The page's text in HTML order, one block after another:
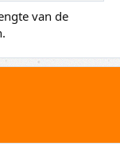
van de